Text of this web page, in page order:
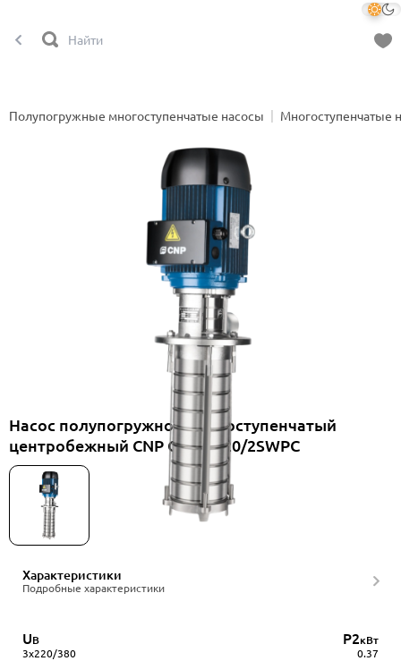
Полупогружные многоступенчатые насосы Многоступенчатые
Насос полупогружной многоступенчатый
центробежный CNP CDLK2-20/2SWPC
Характеристики
Подробные характеристики
UВ
3x220/380
P2кВт
0.37